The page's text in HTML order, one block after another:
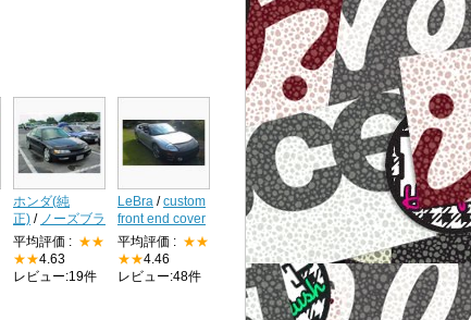
ホンダ(純
正) / ノーズブラ
平均評価 : ★★
★★4.63
レビュー:19件
LeBra /custom
front end cover
平均評価 : ★★
★★4.46
レビュー:48件